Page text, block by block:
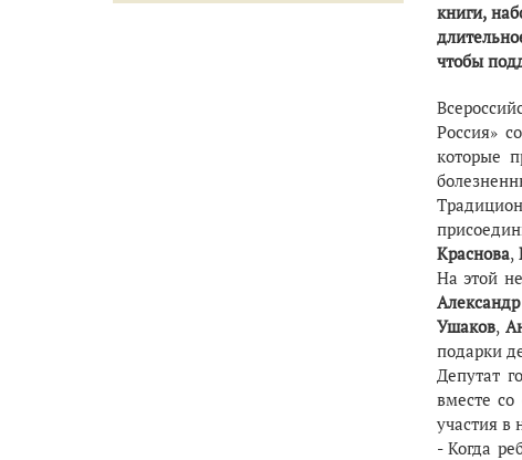
книги,
чтобы
Россия»
которые
Краснова,
На этой
Ушаков,
подарки
Депутат
вместе
участия в
- Когда